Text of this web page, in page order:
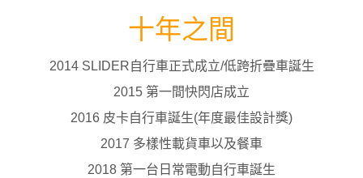
十年之間
2014 SLIDER自行車正式成立/低跨折疊車誕生
2015 第一間快閃店成立
2016 皮卡自行車誕生(年度最佳設計獎)
2017 多樣性載貨車以及餐車
2018 第一台日常電動自行車誕生